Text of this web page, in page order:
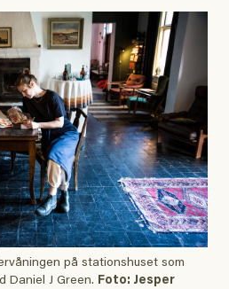
på stationshuset som
Daniel J Green. Foto: Jesper